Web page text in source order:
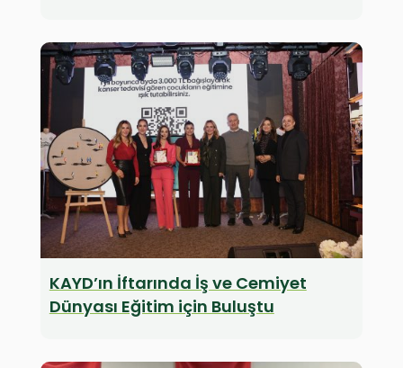
KAYD’ın İftarında İş ve Cemiyet
Dünyası Eğitim için Buluştu